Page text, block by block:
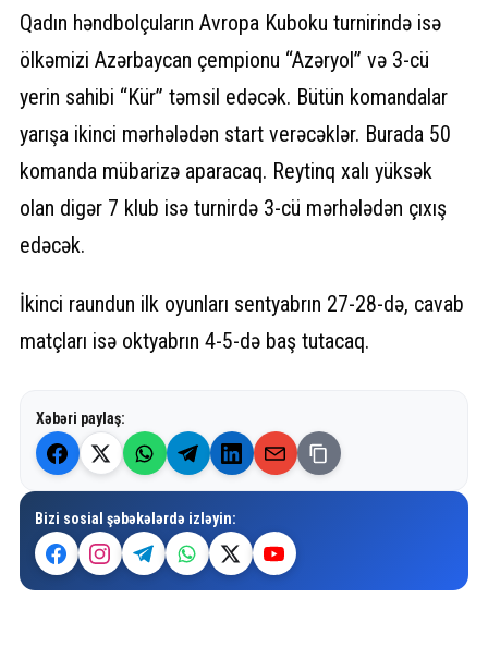
Qadın həndbolçuların Avropa Kuboku turnirində isə
ölkəmizi Azərbaycan çempionu “Azəryol” və 3-cü
yerin sahibi “Kür” təmsil edəcək. Bütün komandalar
yarışa ikinci mərhələdən start verəcəklər. Burada 50
komanda mübarizə aparacaq. Reytinq xalı yüksək
olan digər 7 klub isə turnirdə 3-cü mərhələdən çıxış
edəcək.
İkinci raundun ilk oyunları sentyabrın 27-28-də, cavab
matçları isə oktyabrın 4-5-də baş tutacaq.
Xəbəri paylaş:
Bizi sosial şəbəkələrdə izləyin: